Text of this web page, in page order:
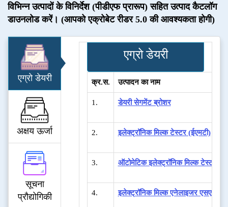
विभिन्न उत्पादों के विनिर्देश (पीडीएफ प्रारूप) सहित उत्पाद कैटलॉग
डाउनलोड करें। (आपको एक्रोबेट रीडर 5.0 की आवश्यकता होगी)
एग्रो डेयरी
अक्षय ऊर्जा
सूचना
प्रौद्योगिकी
एग्रो डेयरी
क्र.स. उत्पादन का नाम
1. डेयरी सेगमेंट ब्रोशर
2. इलेक्ट्रॉनिक मिल्क टेस्टर (ईएमटी)
3. ऑटोमेटिक इलेक्ट्रॉनिक मिल्क टेस्टर
4. इलेक्ट्रॉनिक मिल्क एनेलाइजर एसएल-